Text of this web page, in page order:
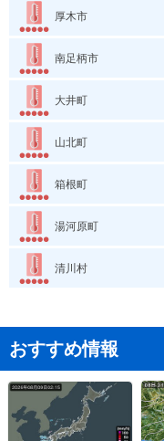
厚木市
南足柄市
大井町
山北町
箱根町
湯河原町
清川村
おすすめ情報